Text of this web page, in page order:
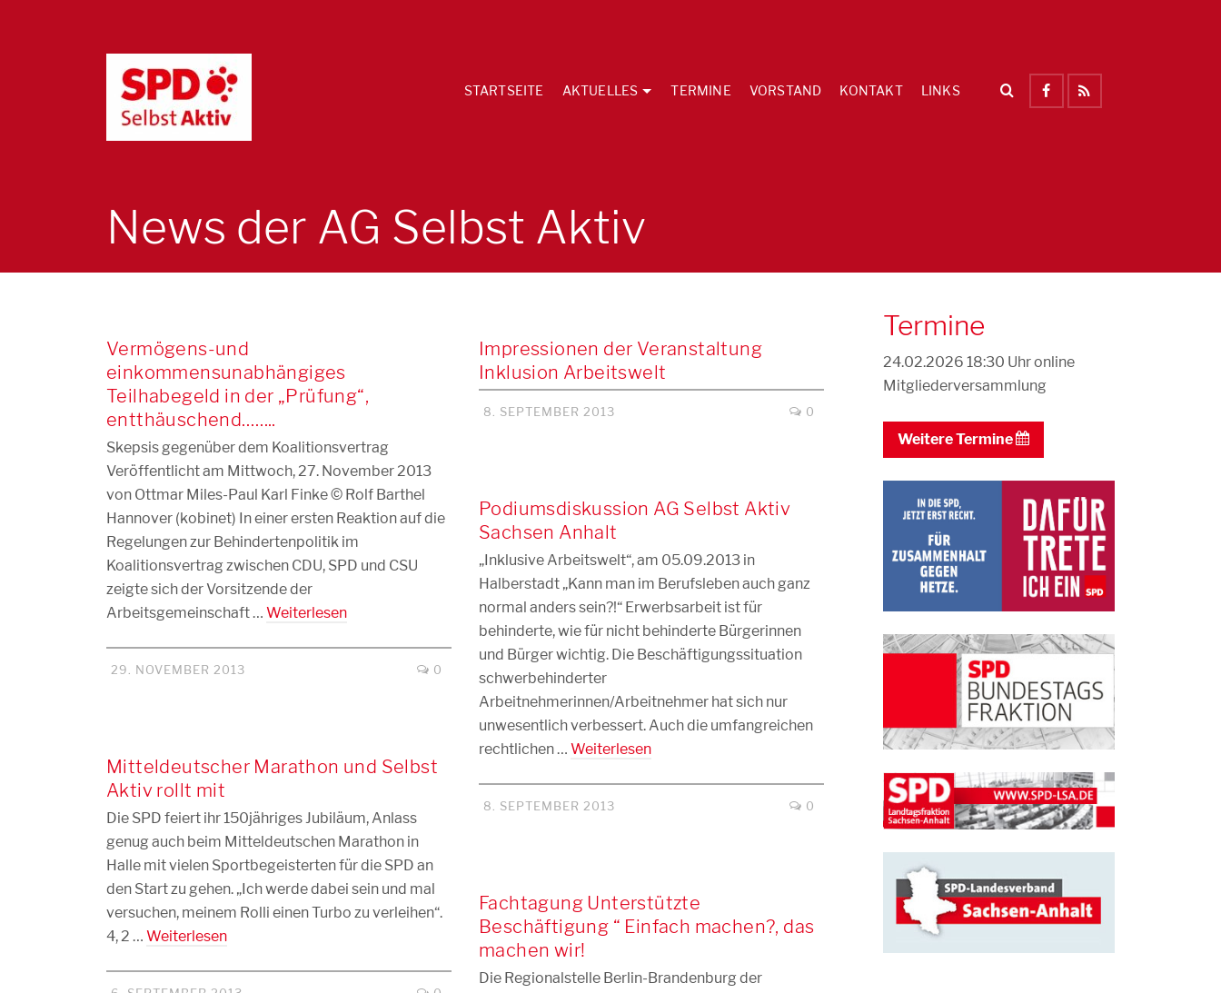
STARTSEITE AKTUELLES TERMINE VORSTAND KONTAKT LINKS
News der AG Selbst Aktiv
Vermögens-und
einkommensunabhängiges
Teilhabegeld in der „Prüfung“,
entthäuschend……..
Skepsis gegenüber dem Koalitionsvertrag
Veröffentlicht am Mittwoch, 27. November 2013
von Ottmar Miles-Paul Karl Finke © Rolf Barthel
Hannover (kobinet) In einer ersten Reaktion auf die
Regelungen zur Behindertenpolitik im
Koalitionsvertrag zwischen CDU, SPD und CSU
zeigte sich der Vorsitzende der
Arbeitsgemeinschaft … Weiterlesen
29. NOVEMBER 2013 0
Impressionen der Veranstaltung
Inklusion Arbeitswelt
8. SEPTEMBER 2013 0
Podiumsdiskussion AG Selbst Aktiv
Sachsen Anhalt
„Inklusive Arbeitswelt“, am 05.09.2013 in
Halberstadt „Kann man im Berufsleben auch ganz
normal anders sein?!“ Erwerbsarbeit ist für
behinderte, wie für nicht behinderte Bürgerinnen
und Bürger wichtig. Die Beschäftigungssituation
schwerbehinderter
Arbeitnehmerinnen/Arbeitnehmer hat sich nur
unwesentlich verbessert. Auch die umfangreichen
rechtlichen … Weiterlesen
8. SEPTEMBER 2013 0
Mitteldeutscher Marathon und Selbst
Aktiv rollt mit
Die SPD feiert ihr 150jähriges Jubiläum, Anlass
genug auch beim Mitteldeutschen Marathon in
Halle mit vielen Sportbegeisterten für die SPD an
den Start zu gehen. „Ich werde dabei sein und mal
versuchen, meinem Rolli einen Turbo zu verleihen“.
4, 2 … Weiterlesen
Fachtagung Unterstützte
Beschäftigung “ Einfach machen?, das
machen wir!
Die Regionalstelle Berlin-Brandenburg der
Termine
24.02.2026 18:30 Uhronline
Mitgliederversammlung
Weitere Termine